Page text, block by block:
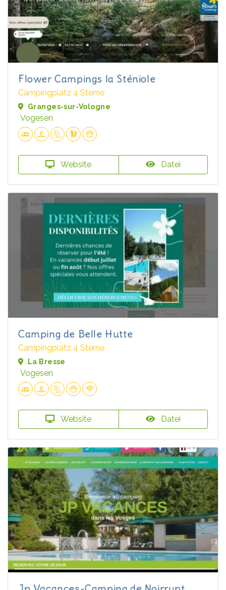
Flower Campings la Sténiole
Campingplatz 4 Sterne
Granges-sur-Vologne
Vogesen
Website Datei
Camping de Belle Hutte
Campingplatz 4 Sterne
La Bresse
Vogesen
Website Datei